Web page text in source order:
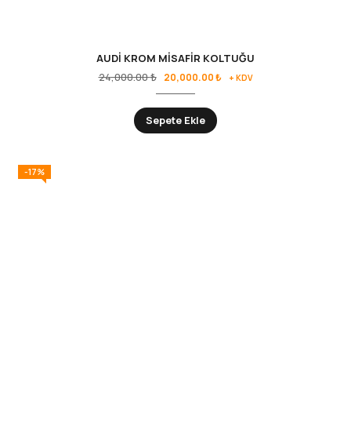
AUDİ KROM MİSAFİR KOLTUĞU
24,000.00₺ 20,000.00₺ + KDV
Sepete Ekle
-17%